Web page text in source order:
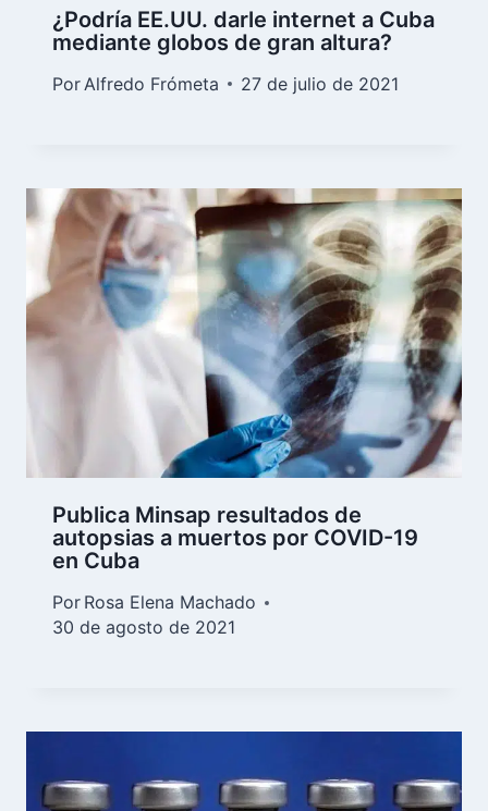
¿Podría EE.UU. darle internet a Cuba
mediante globos de gran altura?
Por Alfredo Frómeta 27 de julio de 2021
Publica Minsap resultados de
autopsias a muertos por COVID-19
en Cuba
Por Rosa Elena Machado
30 de agosto de 2021